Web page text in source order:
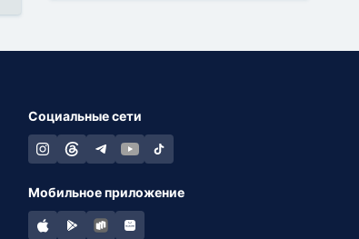
Социальные сети
Мобильное приложение